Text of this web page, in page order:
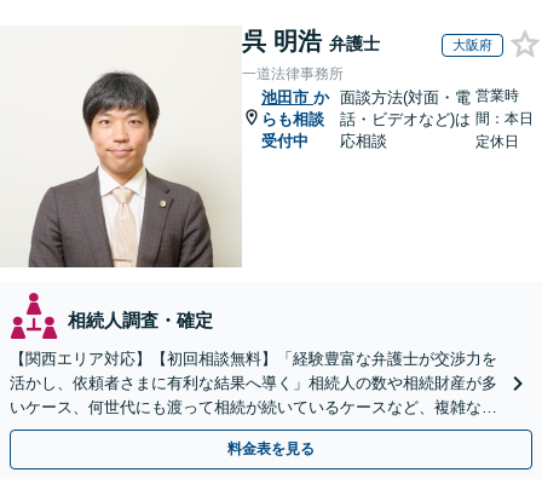
呉 明浩 弁護士 大阪府
一道法律事務所
池田市 か
らも相談
受付中
面談方法(対面・電
話・ビデオなど)は
応相談
営業時
間：本日
定休日
相続人調査・確定
【関西エリア対応】【初回相談無料】「経験豊富な弁護士が交渉力を
活かし、依頼者さまに有利な結果へ導く」相続人の数や相続財産が多
いケース、何世代にも渡って相続が続いているケースなど、複雑な事
案でも対応！協議、調停、審判どのフェーズからも相談可
料金表を見る